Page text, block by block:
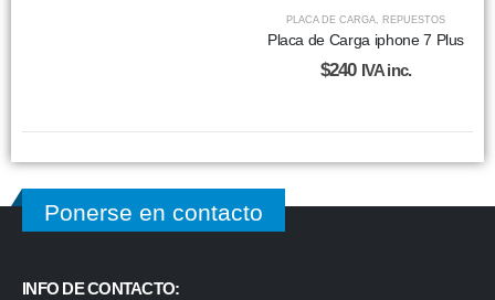
PLACA DE CARGA, REPUESTOS
Placa de Carga iphone 7 Plus
$240 IVA inc.
Ponerse en contacto
INFO DE CONTACTO: